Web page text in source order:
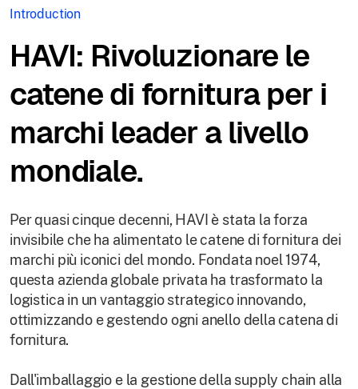
Introduction
HAVI: Rivoluzionare le
catene di fornitura per i
marchi leader a livello
mondiale.
Per quasi cinque decenni, HAVI è stata la forza
invisibile che ha alimentato le catene di fornitura dei
marchi più iconici del mondo. Fondata noel 1974,
questa azienda globale privata ha trasformato la
logistica in un vantaggio strategico innovando,
ottimizzando e gestendo ogni anello della catena di
fornitura.
Dall'imballaggio e la gestione della supply chain alla